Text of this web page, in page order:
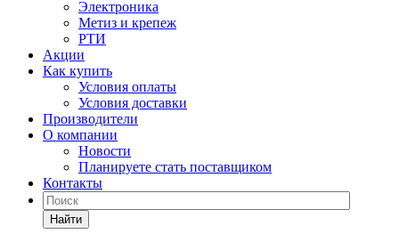
Электроника
Метиз и крепеж
РТИ
Акции
Как купить
Условия оплаты
Условия доставки
Производители
О компании
Новости
Планируете стать поставщиком
Контакты
Найти